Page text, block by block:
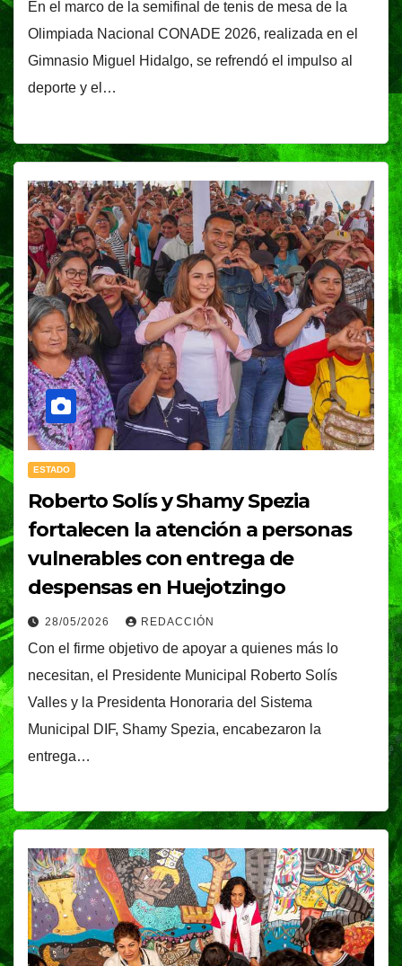
En el marco de la semifinal de tenis de mesa de la
Olimpiada Nacional CONADE 2026, realizada en el
Gimnasio Miguel Hidalgo, se refrendó el impulso al
deporte y el…
ESTADO
Roberto Solís y Shamy Spezia
fortalecen la atención a personas
vulnerables con entrega de
despensas en Huejotzingo
28/05/2026 REDACCIÓN
Con el firme objetivo de apoyar a quienes más lo
necesitan, el Presidente Municipal Roberto Solís
Valles y la Presidenta Honoraria del Sistema
Municipal DIF, Shamy Spezia, encabezaron la
entrega…